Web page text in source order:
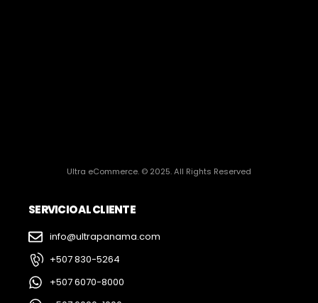
Ultra eCommerce. © 2025. All Rights Reserved
SERVICIO AL CLIENTE
info@ultrapanama.com
+507 830-5264
+507 6070-8000